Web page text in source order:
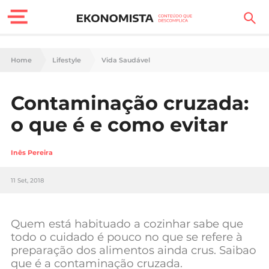
Finanças Pessoais
Carreira
Casa
Tecnologia
Negócios
Home Lifestyle Vida Saudável
Contaminação cruzada:
o que é e como evitar
Inês Pereira
11 Set, 2018
Quem está habituado a cozinhar sabe que
todo o cuidado é pouco no que se refere à
preparação dos alimentos ainda crus. Saibao
que é a contaminação cruzada.